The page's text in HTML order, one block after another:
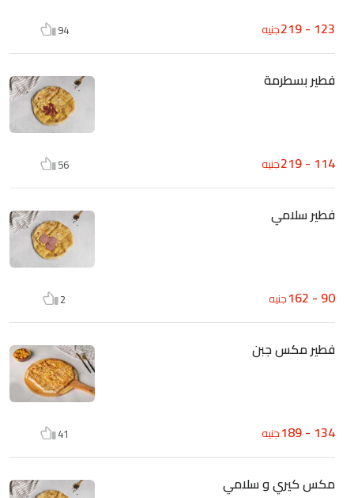
123 - 219 جنيه 94
فطير بسطرمة
114 - 219 جنيه 56
فطير سلامي
90 - 162 جنيه 2
فطير مكس جبن
134 - 189 جنيه 41
مكس كيري و سلامي